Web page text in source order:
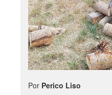
Por Perico Liso